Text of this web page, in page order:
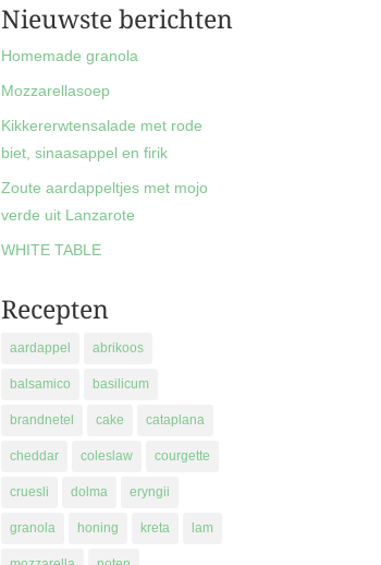
Nieuwste berichten
Homemade granola
Mozzarellasoep
Kikkererwtensalade met rode
biet, sinaasappel en firik
Zoute aardappeltjes met mojo
verde uit Lanzarote
WHITE TABLE
Recepten
aardappel abrikoos
balsamico basilicum
brandnetel cake cataplana
cheddar coleslaw courgette
cruesli dolma eryngii
granola honing kreta lam